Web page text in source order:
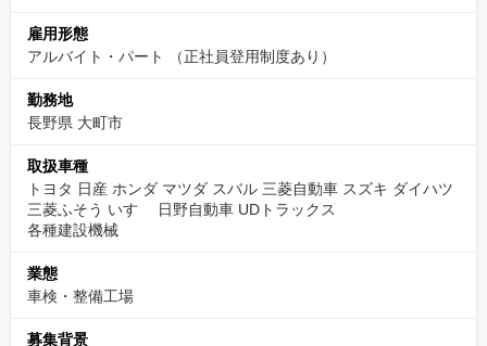
雇用形態
アルバイト・パート （正社員登用制度あり）
勤務地
長野県 大町市
取扱車種
トヨタ 日産 ホンダ マツダ スバル 三菱自動車 スズキ ダイハツ
三菱ふそう いすゞ 日野自動車 UDトラックス
各種建設機械
業態
車検・整備工場
募集背景